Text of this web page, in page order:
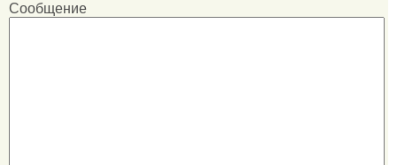
Сообщение